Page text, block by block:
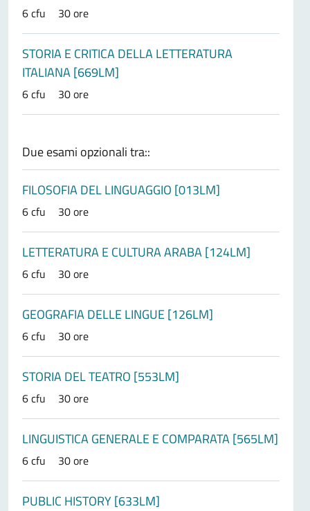
6 cfu 30 ore
STORIA E CRITICA DELLA LETTERATURA
ITALIANA [669LM]
6 cfu 30 ore
Due esami opzionali tra::
FILOSOFIA DEL LINGUAGGIO [013LM]
6 cfu 30 ore
LETTERATURA E CULTURA ARABA [124LM]
6 cfu 30 ore
GEOGRAFIA DELLE LINGUE [126LM]
6 cfu 30 ore
STORIA DEL TEATRO [553LM]
6 cfu 30 ore
LINGUISTICA GENERALE E COMPARATA [565LM]
6 cfu 30 ore
PUBLIC HISTORY [633LM]